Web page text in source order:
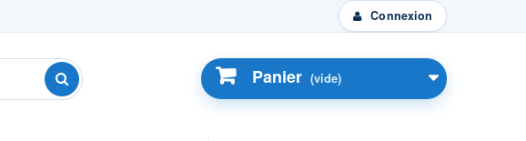
Connexion
Panier (vide)